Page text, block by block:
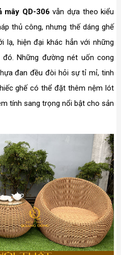
mây QD-306 vẫn dựa theo kiểu
thủ công, nhưng thế dáng ghế
lạ, hiện đại khác hẳn với những
Những đường nét uốn cong
đan đều đòi hỏi sự tỉ mỉ, tinh
ghế có thể đặt thêm nệm lót
tính sang trọng nổi bật cho sản